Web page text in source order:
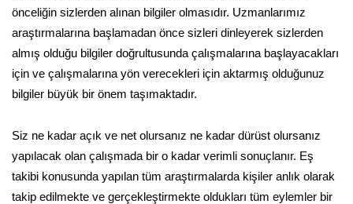
önceliğin sizlerden alınan bilgiler olmasıdır. Uzmanlarımız
araştırmalarına başlamadan önce sizleri dinleyerek sizlerden
almış olduğu bilgiler doğrultusunda çalışmalarına başlayacakları
için ve çalışmalarına yön verecekleri için aktarmış olduğunuz
bilgiler büyük bir önem taşımaktadır.
Siz ne kadar açık ve net olursanız ne kadar dürüst olursanız
yapılacak olan çalışmada bir o kadar verimli sonuçlanır. Eş
takibi konusunda yapılan tüm araştırmalarda kişiler anlık olarak
takip edilmekte ve gerçekleştirmekte oldukları tüm eylemler bir